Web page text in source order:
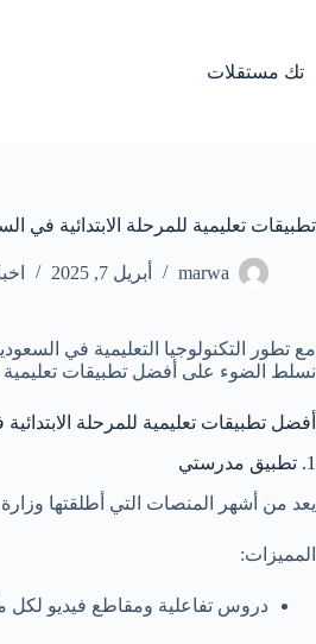
تك مستقلات
تطبيقات تعليمية للمرحلة الابتدائية في
marwa أبريل 7, 2025
مع تطور التكنولوجيا التعليمية في
نسلط الضوء على أفضل تطبيقات تعليمية للمرحلة الابتدائية في السعودية 2025، ونوضح كيف يمكن لهذه
أفضل تطبيقات تعليمية للمرحلة الابتدائية في
1. تطبيق مدرستي
يعد من أشهر المنصات التي أطلقتها وزارة
المميزات:
دروس تفاعلية ومقاطع فيديو لكل